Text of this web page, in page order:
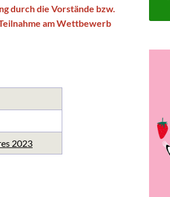
durch die Vorstände bzw.
am Wettbewerb
2023